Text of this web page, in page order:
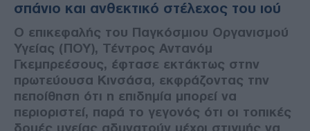
σπάνιο και ανθεκτικό στέλεχος του ιού
Ο επικεφαλής του Παγκόσμιου Οργανισμού
Υγείας (ΠΟΥ), Τέντρος Αντανόμ
Γκεμπρεέσους, έφτασε εκτάκτως στην
πρωτεύουσα Κινσάσα, εκφράζοντας την
πεποίθηση ότι η επιδημία μπορεί να
περιοριστεί, παρά το γεγονός ότι οι τοπικές